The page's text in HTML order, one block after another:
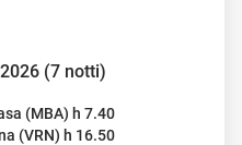
(7 notti)
(MBA) h 7.40
(VRN) h 16.50